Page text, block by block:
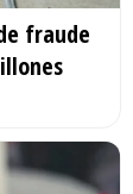
fraude